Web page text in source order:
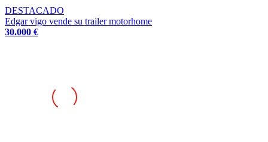
Edgar vigo vende su trailer motorhome
30.000 €